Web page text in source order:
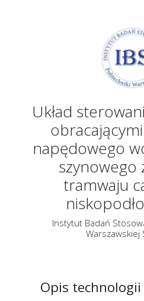
Układ
napędowego
szynowego
tramwaju
Instytut Badań
Warszawskiej
Opis technologii